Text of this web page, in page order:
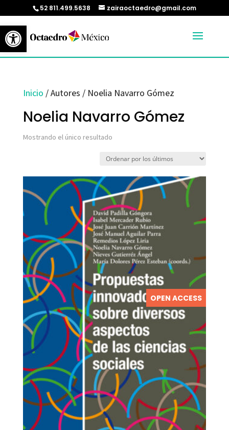
Abrir barra de herramientas
52 811.499.5638 zairaoctaedro@gmail.com
Inicio / Autores / Noelia Navarro Gómez
Noelia Navarro Gómez
Mostrando el único resultado
OPEN ACCESS